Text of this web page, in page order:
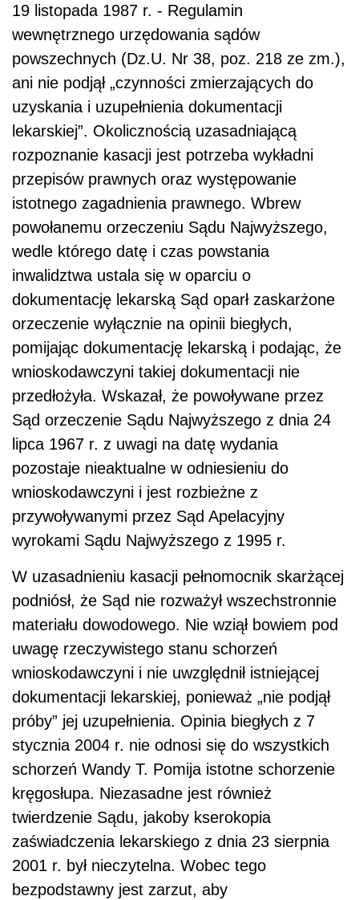
19 listopada 1987 r. - Regulamin
wewnętrznego urzędowania sądów
powszechnych (Dz.U. Nr 38, poz. 218 ze zm.),
ani nie podjął „czynności zmierzających do
uzyskania i uzupełnienia dokumentacji
lekarskiej”. Okolicznością uzasadniającą
rozpoznanie kasacji jest potrzeba wykładni
przepisów prawnych oraz występowanie
istotnego zagadnienia prawnego. Wbrew
powołanemu orzeczeniu Sądu Najwyższego,
wedle którego datę i czas powstania
inwalidztwa ustala się w oparciu o
dokumentację lekarską Sąd oparł zaskarżone
orzeczenie wyłącznie na opinii biegłych,
pomijając dokumentację lekarską i podając, że
wnioskodawczyni takiej dokumentacji nie
przedłożyła. Wskazał, że powoływane przez
Sąd orzeczenie Sądu Najwyższego z dnia 24
lipca 1967 r. z uwagi na datę wydania
pozostaje nieaktualne w odniesieniu do
wnioskodawczyni i jest rozbieżne z
przywoływanymi przez Sąd Apelacyjny
wyrokami Sądu Najwyższego z 1995 r.
W uzasadnieniu kasacji pełnomocnik skarżącej
podniósł, że Sąd nie rozważył wszechstronnie
materiału dowodowego. Nie wziął bowiem pod
uwagę rzeczywistego stanu schorzeń
wnioskodawczyni i nie uwzględnił istniejącej
dokumentacji lekarskiej, ponieważ „nie podjął
próby” jej uzupełnienia. Opinia biegłych z 7
stycznia 2004 r. nie odnosi się do wszystkich
schorzeń Wandy T. Pomija istotne schorzenie
kręgosłupa. Niezasadne jest również
twierdzenie Sądu, jakoby kserokopia
zaświadczenia lekarskiego z dnia 23 sierpnia
2001 r. był nieczytelna. Wobec tego
bezpodstawny jest zarzut, aby